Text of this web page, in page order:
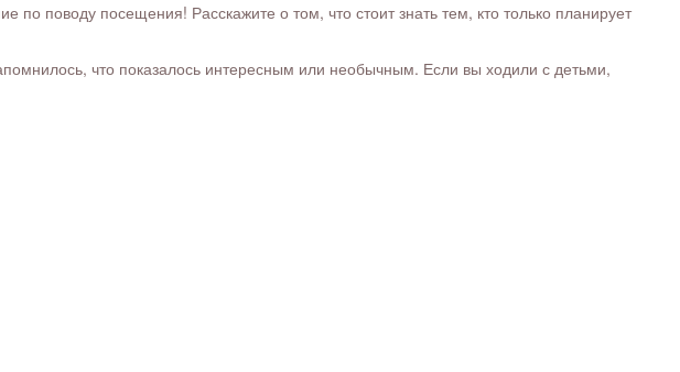
поводу посещения! Расскажите о том, что стоит знать тем, кто только планирует
что показалось интересным или необычным. Если вы ходили с детьми,